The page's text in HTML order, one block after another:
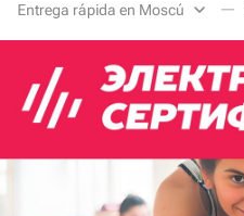
Entrega rápida en Moscú